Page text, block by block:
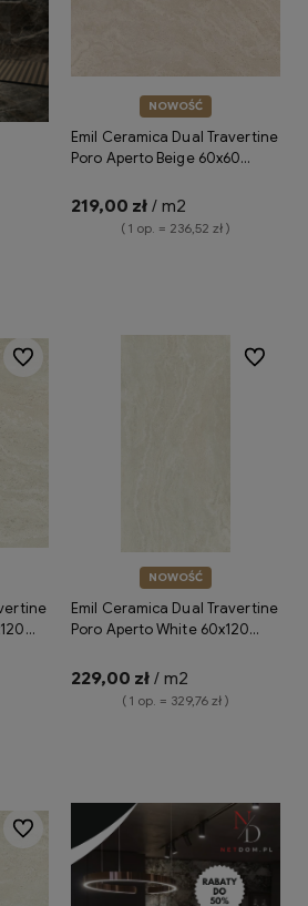
NOWOŚĆ
Emil Ceramica Dual Travertine
Poro Aperto Beige 60x60
imitujące trawertyn
219,00 zł / m2
( 1 op. = 236,52 zł )
Do ulubionych
NOWOŚĆ
Emil Ceramica Dual Travertine
Poro Aperto White 60x120
imitujące trawertyn
229,00 zł / m2
( 1 op. = 329,76 zł )
Do
Do ulubionych